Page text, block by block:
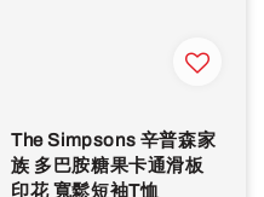
The Simpsons 辛普森家
族 多巴胺糖果卡通滑板
印花 寬鬆短袖T恤